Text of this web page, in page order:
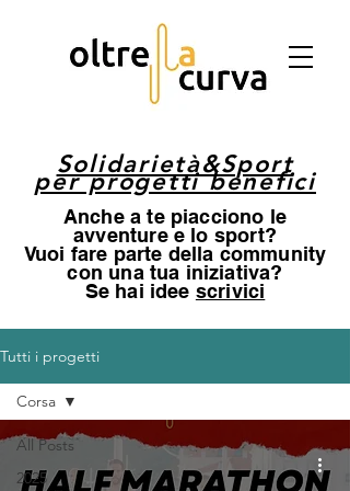
Solidarietà&Sport
per progetti benefici
Anche a te piacciono le
avventure e lo sport?
Vuoi fare parte della community
con una tua iniziativa?
Se hai idee scrivici
Tutti i progetti
All Posts
2025
Corsa